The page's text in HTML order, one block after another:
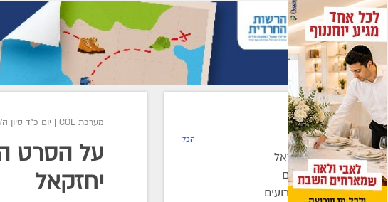
חדשות
רדיו COL הכל
חב"ד בישראל
חב"ד בעולם
כינוסים ואירועים
מערכת COL | יום כ"ד סיון
על הסרט
יחזקאל